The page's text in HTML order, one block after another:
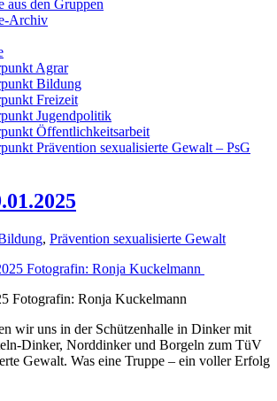
aus den Gruppen
Archiv
Agrar
Bildung
Freizeit
Jugendpolitik
Öffentlichkeitsarbeit
Prävention sexualisierte Gewalt – PsG
, Prävention sexualisierte Gewalt
Fotografin: Ronja Kuckelmann
wir uns in der Schützenhalle in Dinker mit
Dinker, Norddinker und Borgeln zum TüV
Gewalt. Was eine Truppe – ein voller Erfolg